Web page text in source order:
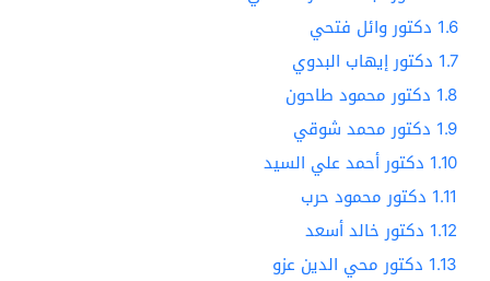
1.6 دكتور وائل فتحي
1.7 دكتور إيهاب البدوي
1.8 دكتور محمود طاحون
1.9 دكتور محمد شوقي
1.10 دكتور أحمد علي السيد
1.11 دكتور محمود حرب
1.12 دكتور خالد أسعد
1.13 دكتور محي الدين عزو